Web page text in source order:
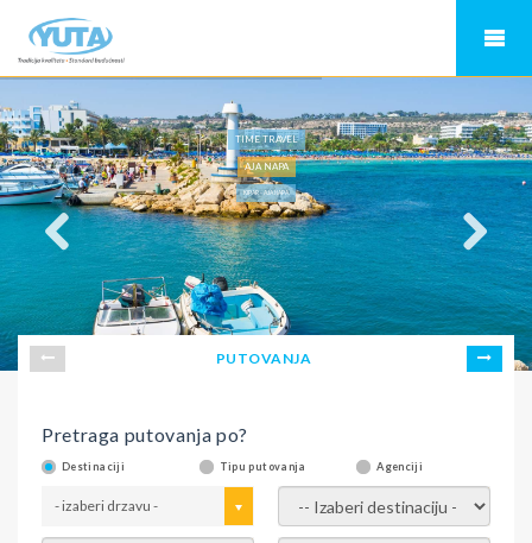
TIME TRAVEL
AJA NAPA
KIPAR - AJA NAPA
PUTOVANJA
Pretraga putovanja po?
Destinaciji Tipu putovanja Agenciji
- izaberi drzavu - - izaberi destinaciju -